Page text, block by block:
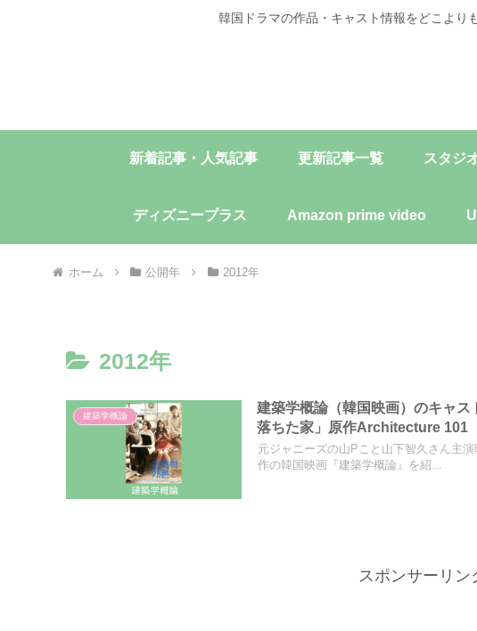
韓国ドラマの作品・キャスト情報をどこより
新着記事・人気記事 更新記事一覧 スタジ
ディズニープラス Amazon prime video
ホーム 公開年 2012年
2012年
建築学概論
建築学概論（韓国映画）のキャ
落ちた家」原作Architecture 101
元ジャニーズの山Pこと山下智久さん主
作の韓国映画『建築学概論』を紹...
スポンサーリン